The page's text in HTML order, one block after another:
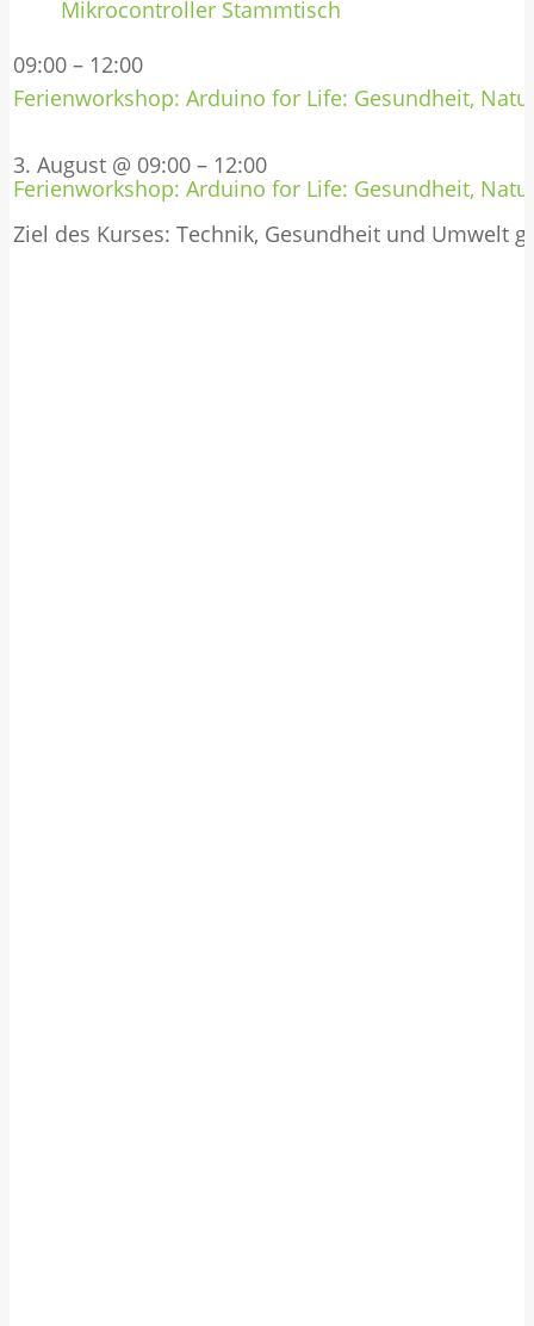
Mikrocontroller Stammtisch
09:00 – 12:00
Ferienworkshop: Arduino for Life: Gesundheit,
3. August @ 09:00 – 12:00
Ferienworkshop: Arduino for Life: Gesundheit,
Ziel des Kurses: Technik, Gesundheit und Umwelt